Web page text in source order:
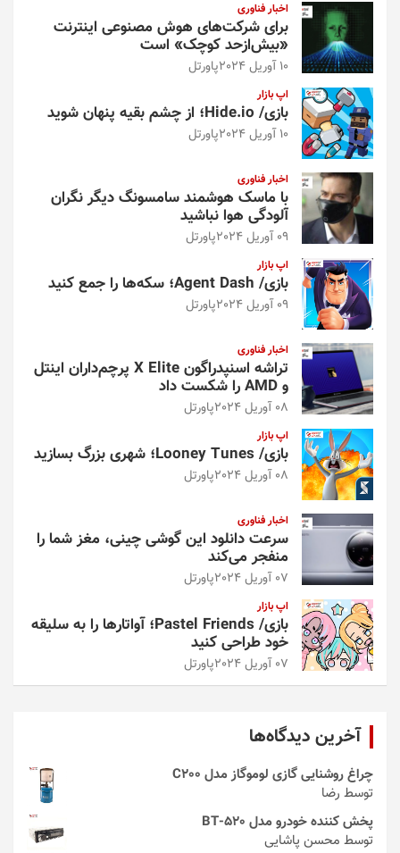
اخبار فناوری
برای شرکت‌های هوش مصنوعی اینترنت
«بیش‌از‌حد کوچک» است
10 آوریل 2024 پاورتل
اپ بازار
بازی/ Hide.io؛ از چشم بقیه پنهان شوید
10 آوریل 2024 پاورتل
اخبار فناوری
با ماسک هوشمند سامسونگ دیگر نگران
آلودگی هوا نباشید
09 آوریل 2024 پاورتل
اپ بازار
بازی/ Agent Dash؛ سکه‌ها را جمع کنید
09 آوریل 2024 پاورتل
اخبار فناوری
تراشه اسنپدراگون X Elite پرچم‌داران اینتل
و AMD را شکست داد
08 آوریل 2024 پاورتل
اپ بازار
بازی/ Looney Tunes؛ شهری بزرگ بسازید
08 آوریل 2024 پاورتل
اخبار فناوری
سرعت دانلود این گوشی چینی، مغز شما را
منفجر می‌کند
07 آوریل 2024 پاورتل
اپ بازار
بازی/ Pastel Friends؛ آواتارها را به سلیقه
خود طراحی کنید
07 آوریل 2024 پاورتل
آخرین دیدگاه‌ها
چراغ روشنایی گازی لوموگاز مدل C200
توسط رضا
پخش کننده خودرو مدل 520-BT
توسط محسن پاشایی